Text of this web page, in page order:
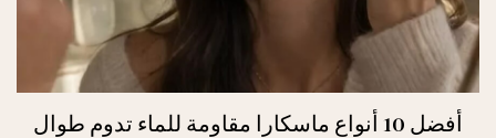
أفضل 10 أنواع ماسكارا مقاومة للماء تدوم طوال